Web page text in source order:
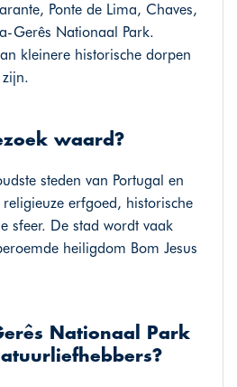
Ponte de Lima, Chaves,
Gerês Nationaal Park.
kleinere historische dorpen
waard?
steden van Portugal en
erfgoed, historische
sfeer. De stad wordt vaak
heiligdom Bom Jesus
Nationaal Park